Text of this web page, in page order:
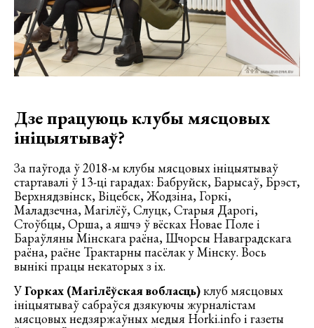
Дзе працуюць клубы мясцовых
ініцыятываў?
За паўгода ў 2018-м клубы мясцовых ініцыятываў
стартавалі ў 13-ці гарадах: Бабруйск, Барысаў, Брэст,
Верхнядзвінск, Віцебск, Жодзіна, Горкі,
Маладзечна, Магілёў, Слуцк, Старыя Дарогі,
Стоўбцы, Орша, а яшчэ ў вёсках Новае Поле і
Бараўляны Мінскага раёна, Шчорсы Наваградскага
раёна, раёне Трактарны пасёлак у Мінску. Вось
вынікі працы некаторых з іх.
УГорках (Магілёўская вобласць)клуб мясцовых
ініцыятываў сабраўся дзякуючы журналістам
мясцовых недзяржаўных медыя Horki.info і газеты